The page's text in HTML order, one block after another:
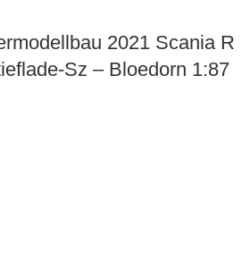
2021 Scania R
Sz – Bloedorn 1:87